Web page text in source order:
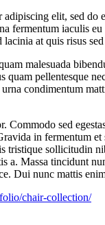
elit, sed
fermentum iaculis
at quis risus
malesuada
quam pellentesque
condimentum
Commodo sed
in fermentum
tristique sollicitudin
a. Massa tincidunt
Dui nunc mattis
chair-collection/